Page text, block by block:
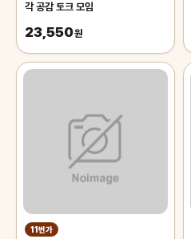
각 공감 토크 모임
23,550원
11번가